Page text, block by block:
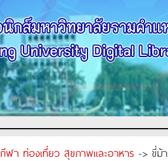
กีฬา ท่องเที่ยว สุขภาพและอาหาร -> ขี่ม้า